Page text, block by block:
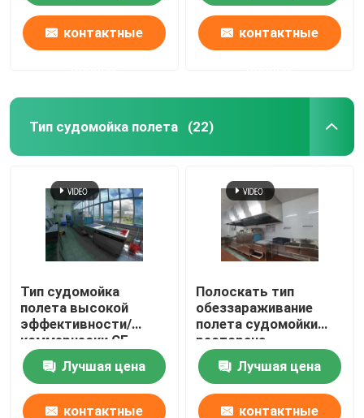
контактные контактные
Тип судомойка полета (22)
Тип судомойка
полета высокой
эффективности/
коммерчески CE
судомойки ресторана
Лучшая цена
контактные
Полоскать тип
обеззараживание
полета судомойки
ресторана
коммерчески
Лучшая цена
контактные